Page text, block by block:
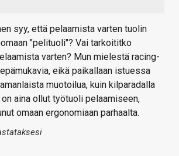
syy, että pelaamista varten tuolin
"pelituoli"? Vai tarkoititko
varten? Mun mielestä racing-
eikä paikallaan istuessa
muotoilua, kuin kilparadalla
aina ollut työtuoli pelaamiseen,
omaan ergonomiaan parhaalta.